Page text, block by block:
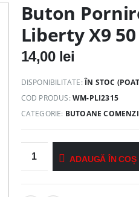
Buton
Liberty X9 50
14,00 lei
DISPONIBILITATE:ÎN STOC
COD PRODUS:WM-PLI2315
CATEGORIE: BUTOANE COMENZI
ADAUGĂ ÎN COȘ